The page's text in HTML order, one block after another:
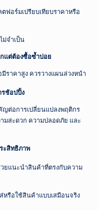
ฟอร์มเปรียบเทียบราคาหรือ
ม่จำเป็น
แต่ต้องซื้อซ้ำบ่อย
ราคาสูง ควรวางแผนล่วงหน้า
ช้อปปิ้ง
ญต่อการเปลี่ยนแปลงพฤติกร
มสะดวก ความปลอดภัย และ
ะสิทธิภาพ
ยแนะนำสินค้าที่ตรงกับความ
หรือใช้สินค้าแบบเสมือนจริง